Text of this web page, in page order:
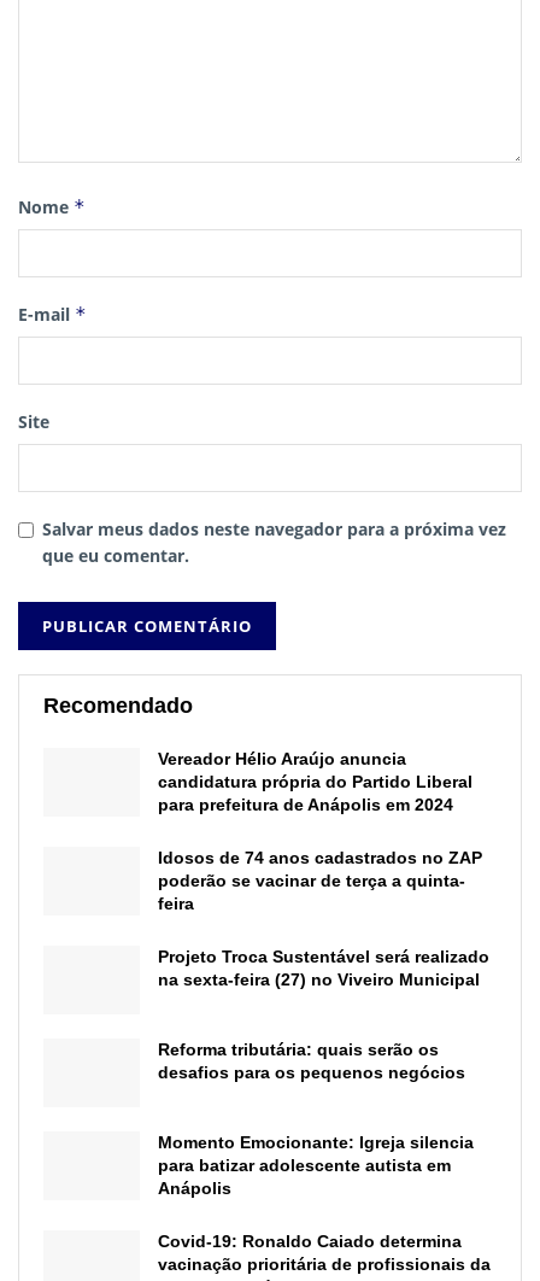
Nome *
E-mail *
Site
Salvar meus dados neste navegador para a próxima vez
que eu comentar.
Recomendado
Vereador Hélio Araújo anuncia
candidatura própria do Partido Liberal
para prefeitura de Anápolis em 2024
Idosos de 74 anos cadastrados no ZAP
poderão se vacinar de terça a quinta-
feira
Projeto Troca Sustentável será realizado
na sexta-feira (27) no Viveiro Municipal
Reforma tributária: quais serão os
desafios para os pequenos negócios
Momento Emocionante: Igreja silencia
para batizar adolescente autista em
Anápolis
Covid-19: Ronaldo Caiado determina
vacinação prioritária de profissionais da